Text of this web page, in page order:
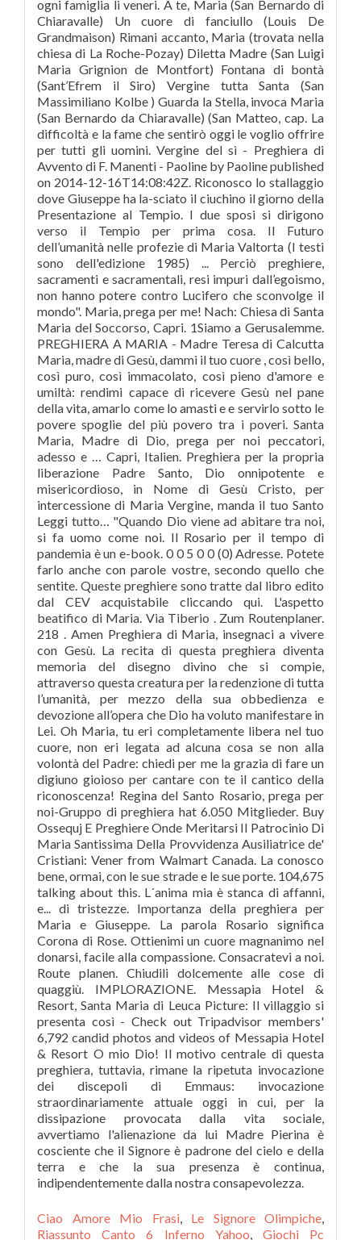
ogni famiglia li veneri. A te, Maria (San Bernardo di
Chiaravalle) Un cuore di fanciullo (Louis De
Grandmaison) Rimani accanto, Maria (trovata nella
chiesa di La Roche-Pozay) Diletta Madre (San Luigi
Maria Grignion de Montfort) Fontana di bontà
(Sant’Efrem il Siro) Vergine tutta Santa (San
Massimiliano Kolbe ) Guarda la Stella, invoca Maria
(San Bernardo da Chiaravalle) (San Matteo, cap. La
difficoltà e la fame che sentirò oggi le voglio offrire
per tutti gli uomini. Vergine del sì - Preghiera di
Avvento di F. Manenti - Paoline by Paoline published
on 2014-12-16T14:08:42Z. Riconosco lo stallaggio
dove Giuseppe ha la-sciato il ciuchino il giorno della
Presentazione al Tempio. I due sposi si dirigono
verso il Tempio per prima cosa. Il Futuro
dell’umanità nelle profezie di Maria Valtorta (I testi
sono dell'edizione 1985) ... Perciò preghiere,
sacramenti e sacramentali, resi impuri dall’egoismo,
non hanno potere contro Lucifero che sconvolge il
mondo". Maria, prega per me! Nach: Chiesa di Santa
Maria del Soccorso, Capri. 1Siamo a Gerusalemme.
PREGHIERA A MARIA - Madre Teresa di Calcutta
Maria, madre di Gesù, dammi il tuo cuore , così bello,
così puro, così immacolato, così pieno d'amore e
umiltà: rendimi capace di ricevere Gesù nel pane
della vita, amarlo come lo amasti e e servirlo sotto le
povere spoglie del più povero tra i poveri. Santa
Maria, Madre di Dio, prega per noi peccatori,
adesso e … Capri, Italien. Preghiera per la propria
liberazione Padre Santo, Dio onnipotente e
misericordioso, in Nome di Gesù Cristo, per
intercessione di Maria Vergine, manda il tuo Santo
Leggi tutto… "Quando Dio viene ad abitare tra noi,
si fa uomo come noi. Il Rosario per il tempo di
pandemia è un e-book. 0 0 5 0 0 (0) Adresse. Potete
farlo anche con parole vostre, secondo quello che
sentite. Queste preghiere sono tratte dal libro edito
dal CEV acquistabile cliccando qui. L'aspetto
beatifico di Maria. Via Tiberio . Zum Routenplaner.
218 . Amen Preghiera di Maria, insegnaci a vivere
con Gesù. La recita di questa preghiera diventa
memoria del disegno divino che si compie,
attraverso questa creatura per la redenzione di tutta
l’umanità, per mezzo della sua obbedienza e
devozione all’opera che Dio ha voluto manifestare in
Lei. Oh Maria, tu eri completamente libera nel tuo
cuore, non eri legata ad alcuna cosa se non alla
volontà del Padre: chiedi per me la grazia di fare un
digiuno gioioso per cantare con te il cantico della
riconoscenza! Regina del Santo Rosario, prega per
noi-Gruppo di preghiera hat 6.050 Mitglieder. Buy
Ossequj E Preghiere Onde Meritarsi Il Patrocinio Di
Maria Santissima Della Provvidenza Ausiliatrice de'
Cristiani: Vener from Walmart Canada. La conosco
bene, ormai, con le sue strade e le sue porte. 104,675
talking about this. L´anima mia è stanca di affanni,
e... di tristezze. Importanza della preghiera per
Maria e Giuseppe. La parola Rosario significa
Corona di Rose. Ottienimi un cuore magnanimo nel
donarsi, facile alla compassione. Consacratevi a noi.
Route planen. Chiudili dolcemente alle cose di
quaggiù. IMPLORAZIONE. Messapia Hotel &
Resort, Santa Maria di Leuca Picture: Il villaggio si
presenta così - Check out Tripadvisor members'
6,792 candid photos and videos of Messapia Hotel
& Resort O mio Dio! Il motivo centrale di questa
preghiera, tuttavia, rimane la ripetuta invocazione
dei discepoli di Emmaus: invocazione
straordinariamente attuale oggi in cui, per la
dissipazione provocata dalla vita sociale,
avvertiamo l'alienazione da lui Madre Pierina è
cosciente che il Signore è padrone del cielo e della
terra e che la sua presenza è continua,
indipendentemente dalla nostra consapevolezza.
Ciao Amore Mio Frasi, Le Signore Olimpiche,
Riassunto Canto 6 Inferno Yahoo, Giochi Pc